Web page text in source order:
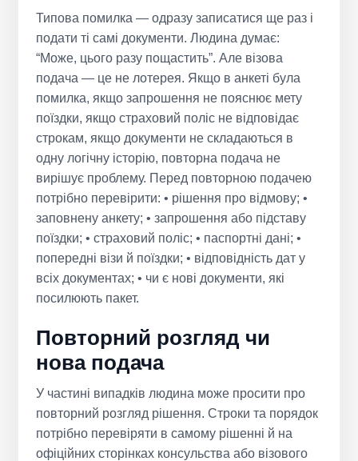
Типова помилка — одразу записатися ще раз і
подати ті самі документи. Людина думає:
“Може, цього разу пощастить”. Але візова
подача — це не лотерея. Якщо в анкеті була
помилка, якщо запрошення не пояснює мету
поїздки, якщо страховий поліс не відповідає
строкам, якщо документи не складаються в
одну логічну історію, повторна подача не
вирішує проблему. Перед повторною подачею
потрібно перевірити: • рішення про відмову; •
заповнену анкету; • запрошення або підставу
поїздки; • страховий поліс; • паспортні дані; •
попередні візи й поїздки; • відповідність дат у
всіх документах; • чи є нові документи, які
посилюють пакет.
Повторний розгляд чи
нова подача
У частині випадків людина може просити про
повторний розгляд рішення. Строки та порядок
потрібно перевіряти в самому рішенні й на
офіційних сторінках консульства або візового